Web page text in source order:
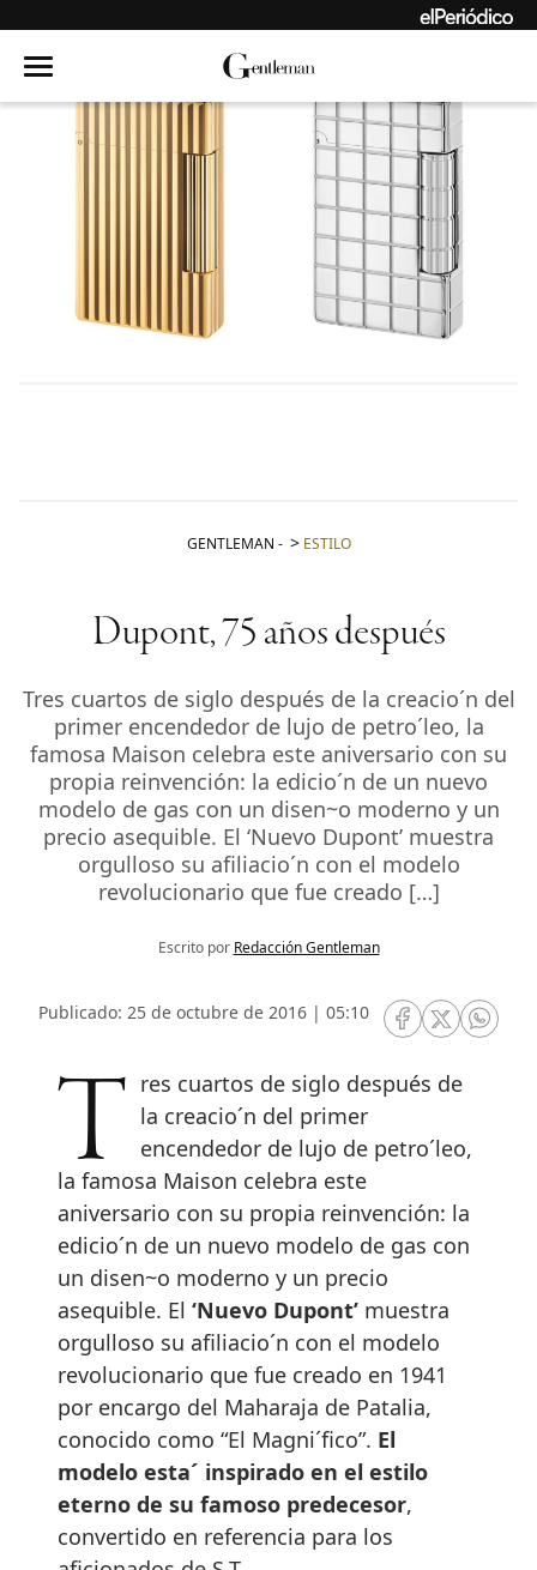
GENTLEMAN - ESTILO
Dupont, 75 años después
Tres cuartos de siglo después de la creacio´n del
primer encendedor de lujo de petro´leo, la
famosa Maison celebra este aniversario con su
propia reinvención: la edicio´n de un nuevo
modelo de gas con un disen~o moderno y un
precio asequible. El ‘Nuevo Dupont’ muestra
orgulloso su afiliacio´n con el modelo
revolucionario que fue creado […]
Escrito por Redacción Gentleman
Publicado: 25 de octubre de 2016 | 05:10
RRSS Facebook
RRSSRRSS
Tres cuartos de siglo después de la creacio´n del primer
encendedor de lujo de petro´leo,
la famosa Maison celebra este
aniversario con su propia reinvención: la
edicio´n de un nuevo modelo de gas con
un disen~o moderno y un precio
asequible. El ‘Nuevo Dupont’ muestra
orgulloso su afiliacio´n con el modelo
revolucionario que fue creado en 1941
por encargo del Maharaja de Patalia,
conocido como “El Magni´fico”. El
modelo esta´ inspirado en el estilo
eterno de su famoso predecesor,
convertido en referencia para los